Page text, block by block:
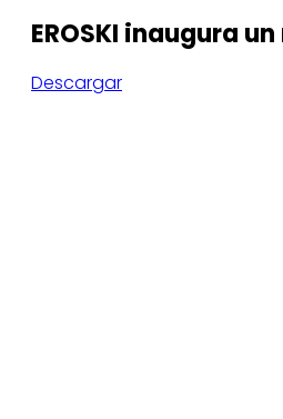
EROSKI inaugura
Descargar